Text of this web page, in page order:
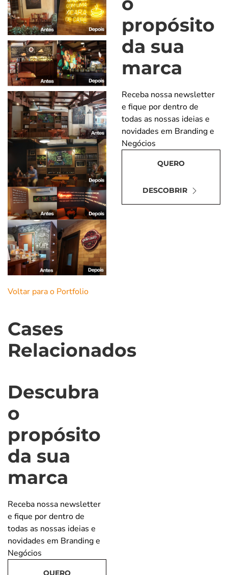
Voltar para o Portfolio
Cases
Relacionados
Descubra
o
propósito
da sua
marca
Receba nossa newsletter
e fique por dentro de
todas as nossas ideias e
novidades em Branding e
Negócios
QUERO
propósito
da sua
marca
Receba nossa newsletter
e fique por dentro de
todas as nossas ideias e
novidades em Branding e
Negócios
QUERO
DESCOBRIR